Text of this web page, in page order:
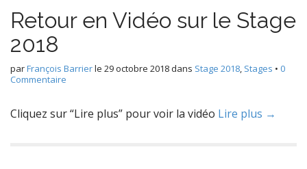
Retour en Vidéo sur le Stage
2018
parFrançois Barrierle 29 octobre 2018dans Stage 2018, Stages • 0
Commentaire
Cliquez sur “Lire plus” pour voir la vidéo Lire plus →